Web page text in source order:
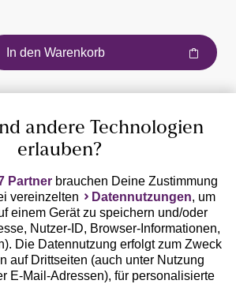
In den Warenkorb
andere Technologien
erlauben?
Partner brauchen Deine Zustimmung
vereinzelten
Datennutzungen, um
einem Gerät zu speichern und/oder
Nutzer-ID, Browser-Informationen,
Die Datennutzung erfolgt zum Zweck
auf Drittseiten (auch unter Nutzung
E-Mail-Adressen), für personalisierte